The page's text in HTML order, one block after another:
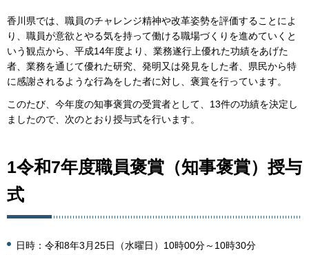
香川県では、職員のチャレンジ精神や改革姿勢を評価することによ
り、職員が意欲とやる気を持って働ける職場づくりを進めていくと
いう観点から、平成14年度より、業務遂行上優れた功績をあげた
者、業務を通じて優れた研究、発明又は発見をした者、県民から特
に感謝されるような行為をした者に対し、褒賞を行っています。
このたび、今年度の知事褒賞の受賞者として、13件の功績を決定し
ましたので、次のとおり授与式を行います。
1令和7年度職員褒賞（知事褒賞）授与
式
日時：令和8年3月25日（水曜日）10時00分～10時30分